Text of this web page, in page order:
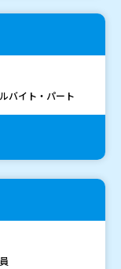
バイト・パート